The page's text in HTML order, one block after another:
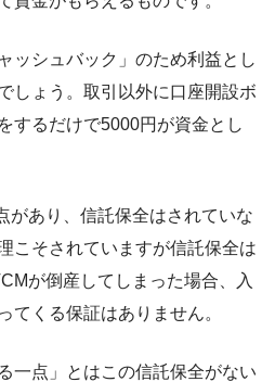
ッシュバック」のため利益とし
しょう。取引以外に口座開設ボ
するだけで5000円が資金とし
があり、信託保全はされていな
こそされていますが信託保全は
が倒産してしまった場合、入
てくる保証はありません。
一点」とはこの信託保全がない